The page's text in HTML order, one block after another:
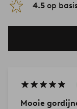
4.5 op
Mooie